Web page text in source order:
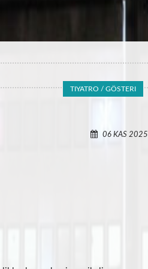
TIYATRO / GÖSTERI
06 KAS 2025